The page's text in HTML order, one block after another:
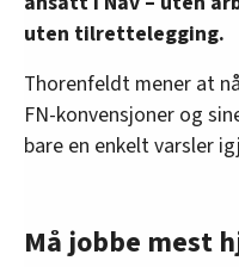
uten tilrettelegging.
Thorenfeldt mener at
FN-konvensjoner og
bare en enkelt varsler
Må jobbe mest